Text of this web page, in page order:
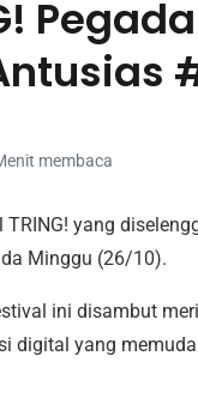
membaca
TRING! yang
Minggu (26/10).
ini disambut
digital yang